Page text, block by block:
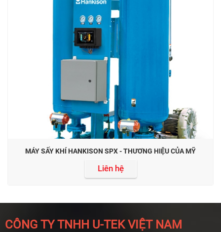
MÁY SẤY KHÍ HANKISON SPX - THƯƠNG HIỆU CỦA MỸ
Liên hệ
CÔNG TY TNHH U-TEK VIỆT NAM